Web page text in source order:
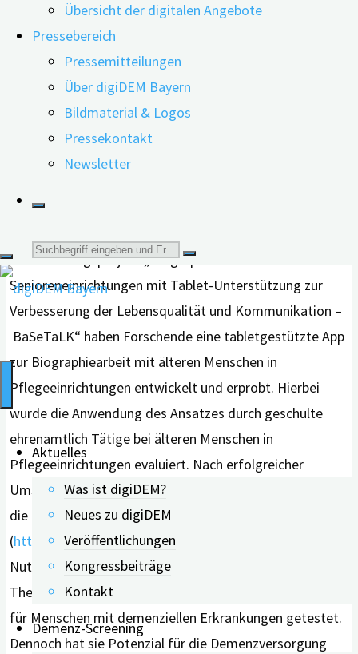
Übersicht der digitalen Angebote
Pressebereich
Pressemitteilungen
Über digiDEM Bayern
Bildmaterial & Logos
Pressekontakt
Newsletter
Suche
nach:
Aktuelles
Was ist digiDEM?
Neues zu digiDEM
Veröffentlichungen
Kongressbeiträge
Kontakt
Demenz-Screening
werden. Solche Ansätze werden typischerweise im
professionellen Setting von Pflege und Therapie
genutzt. In diesem Rahmen wird auch von Erinnerungs-
oder Reminiszenztherapie gesprochen. In der S3-
Leitlinie für Demenzen wird die Reminiszenztherapie
bereits zur Behandlung depressiver Symptome und zur
kognitiven Stimulation bei Menschen mit Demenz
empfohlen. Doch wie kann dieser therapeutische Ansatz
Im Forschungsprojekt „Biographiearbeit in
Senioreneinrichtungen mit Tablet-Unterstützung zur
Verbesserung der Lebensqualität und Kommunikation –
BaSeTaLK“ haben Forschende eine tabletgestützte App
zur Biographiearbeit mit älteren Menschen in
Pflegeeinrichtungen entwickelt und erprobt. Hierbei
wurde die Anwendung des Ansatzes durch geschulte
ehrenamtlich Tätige bei älteren Menschen in
Pflegeeinrichtungen evaluiert. Nach erfolgreicher
Umsetzung wurde die App in eine Web-App übertragen,
die kostenfrei zur Verfügung steht
(https://www.basetalk.de/). Denkbar ist aber auch die
Nutzung der App durch Therapeutinnen und
Therapeuten. Zwar wurde die App bisher nicht speziell
für Menschen mit demenziellen Erkrankungen getestet.
Dennoch hat sie Potenzial für die Demenzversorgung